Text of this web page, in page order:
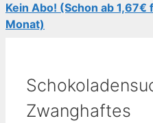
Kein Abo! (Schon ab 1,67€
Monat)
Zwanghaftes